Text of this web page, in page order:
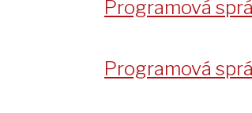
Programová
Programová